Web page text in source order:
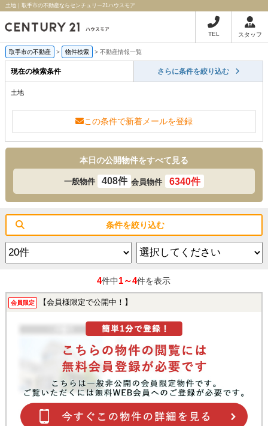
土地｜取手市の不動産ならセンチュリー21ハウスモア
TEL スタッフ
取手市の不動産 > 物件検索 > 不動産情報一覧
現在の検索条件 さらに条件を絞り込む
土地
この条件で新着メールを登録
本日の公開物件をすべて見る
一般物件 408件 会員物件 6340件
条件を絞り込む
4件中1～4件を表示
会員限定 【会員様限定で公開中！】